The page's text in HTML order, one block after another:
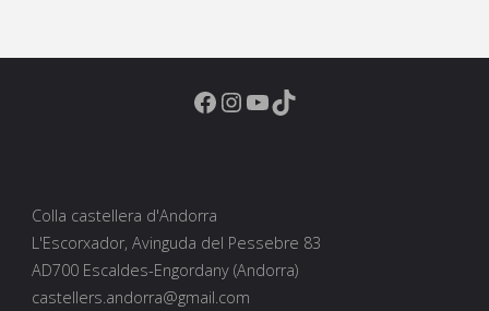
Facebook
Instagram
YouTube
TikTok
Colla castellera d'Andorra
L'Escorxador, Avinguda del Pessebre 83
AD700 Escaldes-Engordany (Andorra)
castellers.andorra@gmail.com